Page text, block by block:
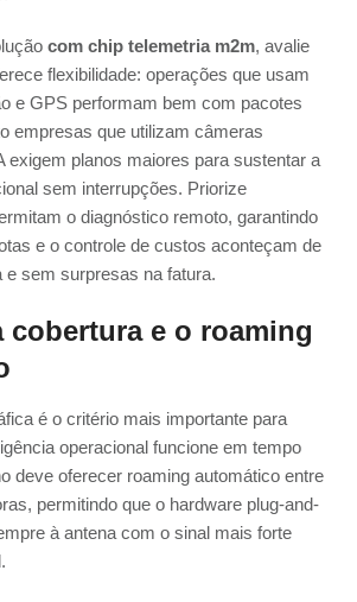
com chip telemetria m2m, avalie
flexibilidade: operações que usam
e GPS performam bem com pacotes
empresas que utilizam câmeras
exigem planos maiores para sustentar a
sem interrupções. Priorize
o diagnóstico remoto, garantindo
e o controle de custos aconteçam de
e sem surpresas na fatura.
cobertura e o roaming
é o critério mais importante para
operacional funcione em tempo
deve oferecer roaming automático entre
permitindo que o hardware plug-and-
à antena com o sinal mais forte